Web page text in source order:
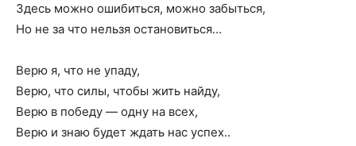
Здесь можно ошибиться, можно забыться,
Но не за что нельзя остановиться…
Верю я, что не упаду,
Верю, что силы, чтобы жить найду,
Верю в победу — одну на всех,
Верю и знаю будет ждать нас успех..